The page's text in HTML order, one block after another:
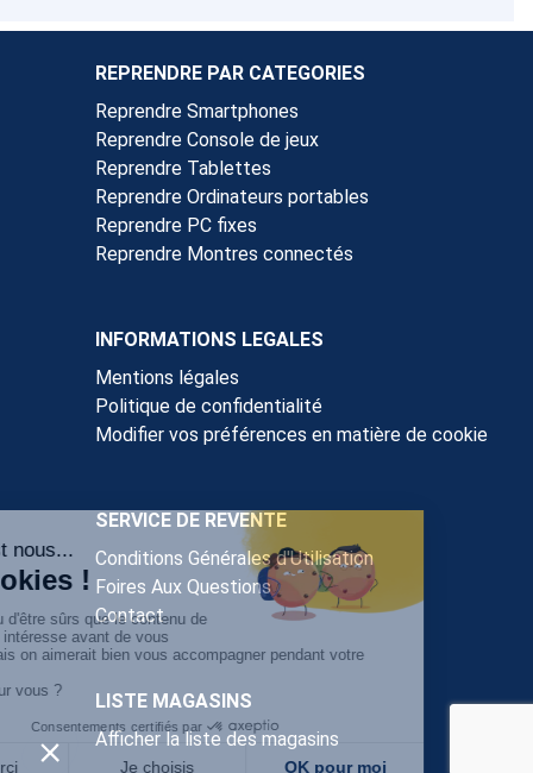
REPRENDRE PAR CATEGORIES
Reprendre Smartphones
Reprendre Console de jeux
Reprendre Tablettes
Reprendre Ordinateurs portables
Reprendre PC fixes
Reprendre Montres connectés
INFORMATIONS LEGALES
Mentions légales
Politique de confidentialité
Modifier vos préférences en matière de cookie
SERVICE DE REVENTE
Conditions Générales d'Utilisation
Foires Aux Questions
Contact
LISTE MAGASINS
Afficher la liste des magasins